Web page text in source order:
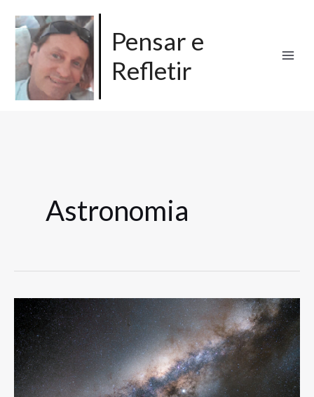
para
conteúdo
Pensar e
Refletir
Astronomia
Entre
Mito
e
a
Racionalidade